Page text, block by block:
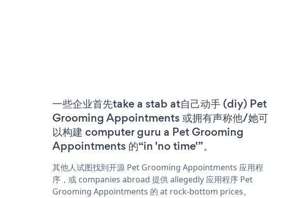
一些企业首先take a stab at自己动手 (diy) Pet
Grooming Appointments 或拥有声称他/她可
以构建 computer guru a Pet Grooming
Appointments 的“in 'no time'”。
其他人试图找到开源 Pet Grooming Appointments 应用程
序，或 companies abroad 提供 allegedly 应用程序 Pet
Grooming Appointments 的 at rock-bottom prices。